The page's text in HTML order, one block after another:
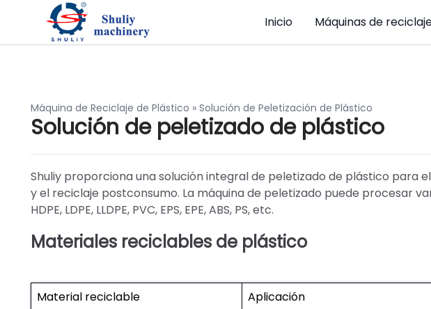
Inicio Máquinas de
Máquina de Reciclaje de Plástico » Solución de Peletización de Plástico
Solución de peletizado de plástico
Shuliy proporciona una solución integral de peletizado de plástico para
y el reciclaje postconsumo. La máquina de peletizado puede procesar
HDPE, LDPE, LLDPE, PVC, EPS, EPE, ABS, PS, etc.
Materiales reciclables de plástico
Material reciclable Aplicación